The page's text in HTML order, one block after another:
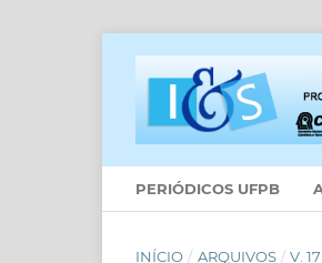
PERIÓDICOS UFPB
INÍCIO / ARQUIVOS / V.